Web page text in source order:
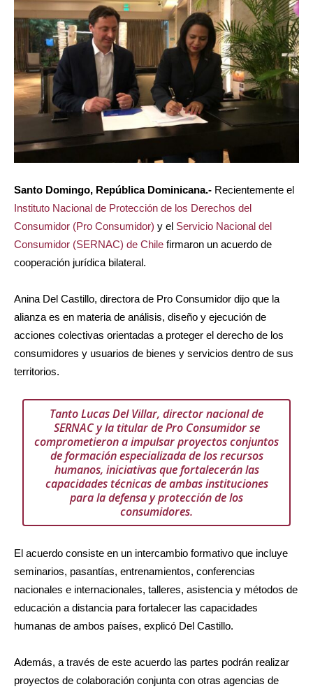
Santo Domingo, República Dominicana.- Recientemente el
Instituto Nacional de Protección de los Derechos del
Consumidor (Pro Consumidor) y el Servicio Nacional del
Consumidor (SERNAC) de Chile firmaron un acuerdo de
cooperación jurídica bilateral.
Anina Del Castillo, directora de Pro Consumidor dijo que la
alianza es en materia de análisis, diseño y ejecución de
acciones colectivas orientadas a proteger el derecho de los
consumidores y usuarios de bienes y servicios dentro de sus
territorios.
Tanto Lucas Del Villar, director nacional de
SERNAC y la titular de Pro Consumidor se
comprometieron a impulsar proyectos conjuntos
de formación especializada de los recursos
humanos, iniciativas que fortalecerán las
capacidades técnicas de ambas instituciones
para la defensa y protección de los
consumidores.
El acuerdo consiste en un intercambio formativo que incluye
seminarios, pasantías, entrenamientos, conferencias
nacionales e internacionales, talleres, asistencia y métodos de
educación a distancia para fortalecer las capacidades
humanas de ambos países, explicó Del Castillo.
Además, a través de este acuerdo las partes podrán realizar
proyectos de colaboración conjunta con otras agencias de